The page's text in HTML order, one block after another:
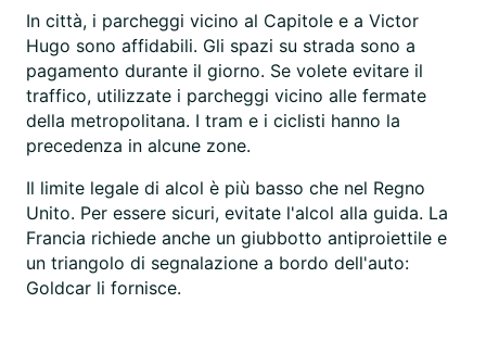
In città, i parcheggi vicino al Capitole e a Victor
Hugo sono affidabili. Gli spazi su strada sono a
pagamento durante il giorno. Se volete evitare il
traffico, utilizzate i parcheggi vicino alle fermate
della metropolitana. I tram e i ciclisti hanno la
precedenza in alcune zone.
Il limite legale di alcol è più basso che nel Regno
Unito. Per essere sicuri, evitate l'alcol alla guida. La
Francia richiede anche un giubbotto antiproiettile e
un triangolo di segnalazione a bordo dell'auto:
Goldcar li fornisce.